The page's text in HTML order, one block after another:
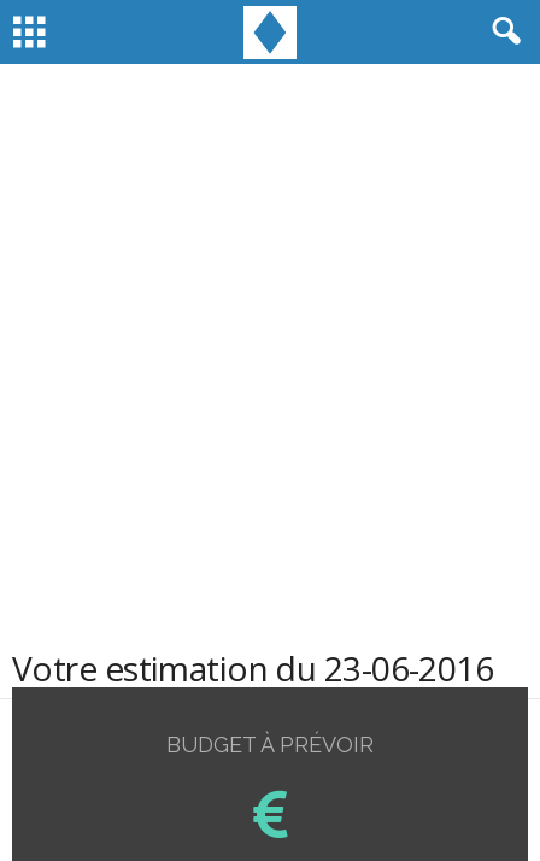
Votre estimation du 23-06-2016
BUDGET À PRÉVOIR